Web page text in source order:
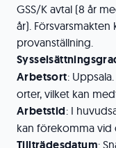
GSS/K avtal (8 år
år).
provanställning.
Arbetsort:
orter, vilket kan
Arbetstid: I
kan förekomma vid
Tillträdesdatum: